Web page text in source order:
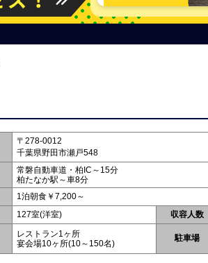
〒278-0012
千葉県野田市瀬戸548
常磐自動車道・柏IC～15分
柏たなか駅～車8分
1泊朝食￥7,200～
127室(洋室) 収容人数
レストラン1ヶ所
宴会場10ヶ所(10～150名)
駐車場